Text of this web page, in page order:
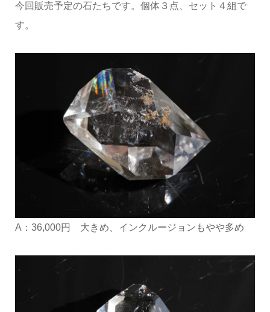
今回販売予定の石たちです。個体３点、セット４組で
す。
A：36,000円 大きめ、インクルージョンもやや多め